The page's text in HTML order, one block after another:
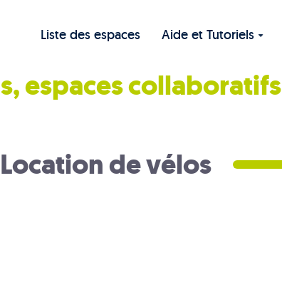
Liste des espaces Aide et Tutoriels
espaces collaboratifs
de vélos